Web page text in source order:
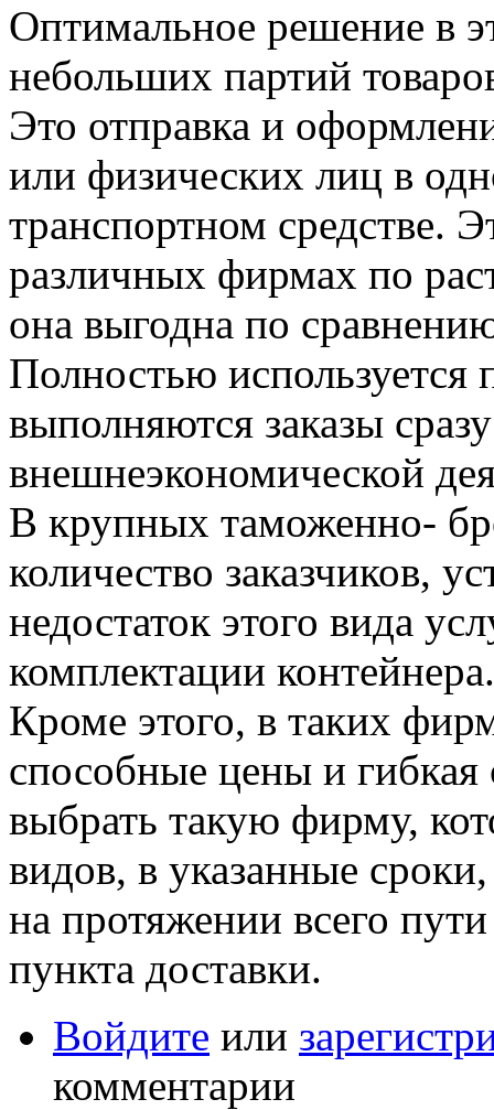
Оптимальное решение в
небольших партий
Это отправка и
или физических лиц в
транспортном средстве.
различных фирмах по
она выгодна по
Полностью используется
выполняются заказы
внешнеэкономической
В крупных таможенно-
количество заказчиков,
недостаток этого вида
комплектации контейнера.
Кроме этого, в таких
способные цены и гибкая
выбрать такую фирму,
видов, в указанные
на протяжении всего
пункта доставки.
Войдите или
комментарии